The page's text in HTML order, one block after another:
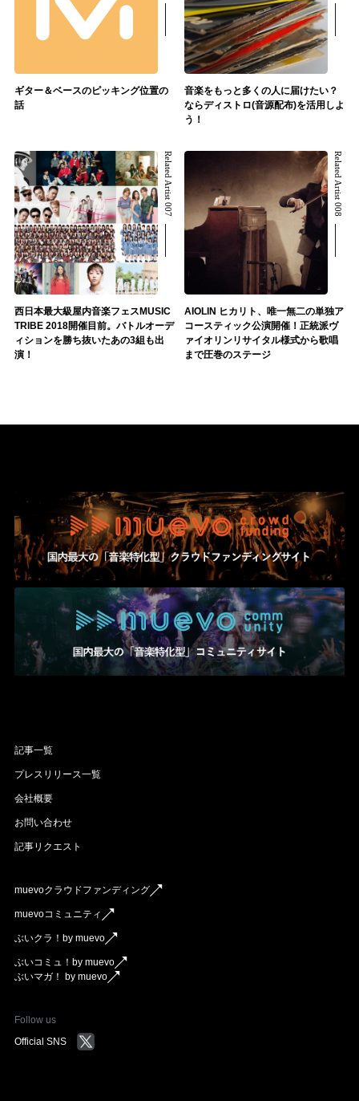
ギター＆ベースのピッキング位置の
話
音楽をもっと多くの人に届けたい？
ならディストロ(音源配布)を活用しよ
う！
Related Artist 007
西日本最大級屋内音楽フェスMUSIC
TRIBE 2018開催目前。バトルオーデ
ィションを勝ち抜いたあの3組も出
演！
Related Artist 008
AIOLIN ヒカリト、唯一無二の単独ア
コースティック公演開催！正統派ヴ
ァイオリンリサイタル様式から歌唱
まで圧巻のステージ
記事一覧
プレスリリース一覧
会社概要
お問い合わせ
記事リクエスト
muevoクラウドファンディング
muevoコミュニティ
ぶいクラ！by muevo
ぶいコミュ！by muevo
ぶいマガ！ by muevo
Follow us
Official SNS